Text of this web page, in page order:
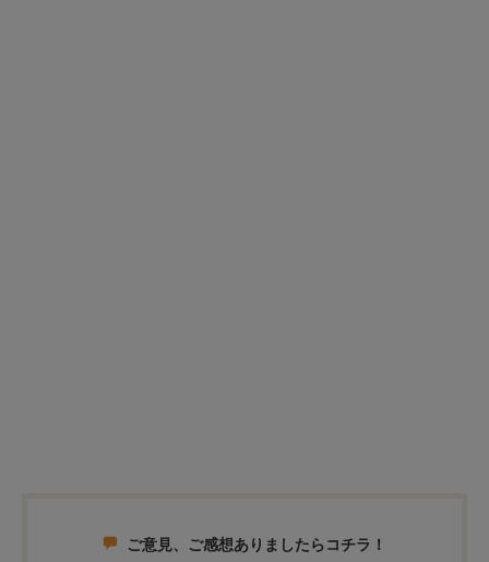
ご意見、ご感想ありましたらコチラ！